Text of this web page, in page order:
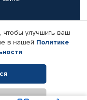
компании
улучшить ваш
в нашей Политике
.